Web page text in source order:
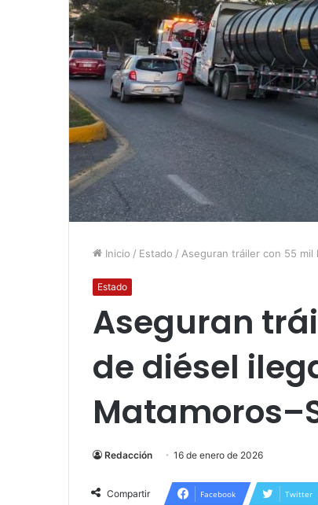
Inicio / Estado / Aseguran tráiler con 55
Estado
Aseguran
de diésel
Redacción 16 de enero de 2026
Compartir Facebook Twitter